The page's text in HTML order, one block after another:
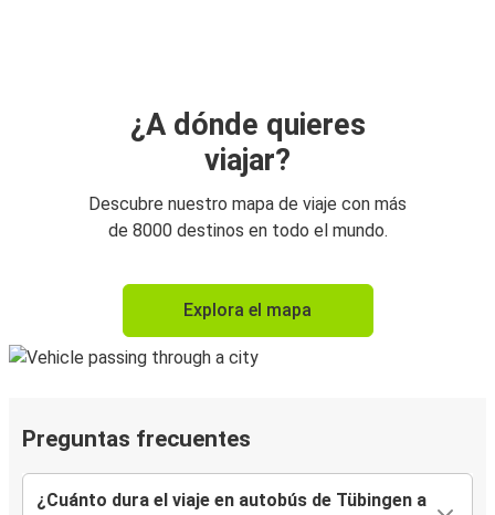
¿A dónde quieres
viajar?
Descubre nuestro mapa de viaje con más
de 8000 destinos en todo el mundo.
Explora el mapa
Preguntas frecuentes
¿Cuánto dura el viaje en autobús de Tübingen a